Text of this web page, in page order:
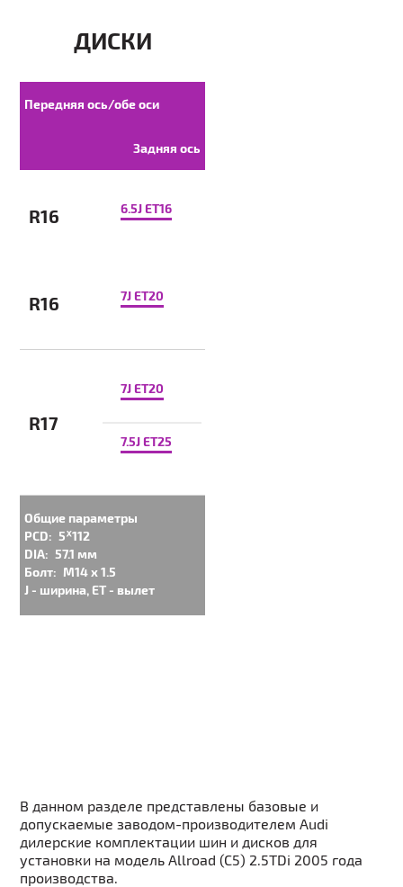
ДИСКИ
Передняя ось/обе оси
Задняя ось
R16 6.5J ET16
R16 7J ET20
R17
7J ET20
7.5J ET25
Общие параметры
PCD: 5ᕁ112
DIA: 57.1 мм
Болт: M14 x 1.5
J - ширина, ET - вылет
В данном разделе представлены базовые и
допускаемые заводом-производителем Audi
дилерские комплектации шин и дисков для
установки на модель Allroad (C5) 2.5TDi 2005 года
производства.